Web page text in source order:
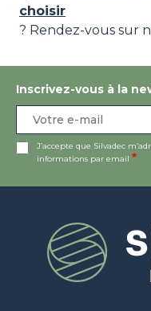
choisir
? Rendez-vous sur
Inscrivez-vous à la
J’accepte que Silvadec
informations par email